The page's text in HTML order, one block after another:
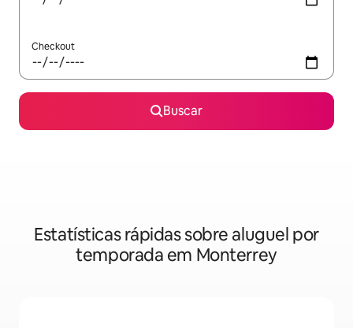
Checkout
Buscar
Estatísticas rápidas sobre aluguel por
temporada em Monterrey